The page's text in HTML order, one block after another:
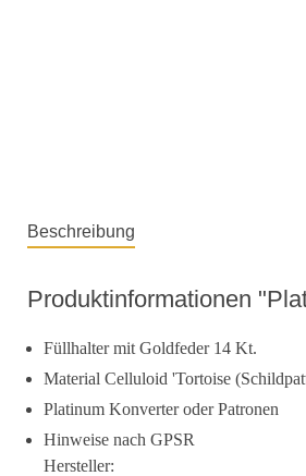
Beschreibung
Produktinformationen
Füllhalter mit Goldfeder 14 Kt.
Material Celluloid 'Tortoise
Platinum Konverter oder Patronen
Hinweise nach GPSR
Hersteller: